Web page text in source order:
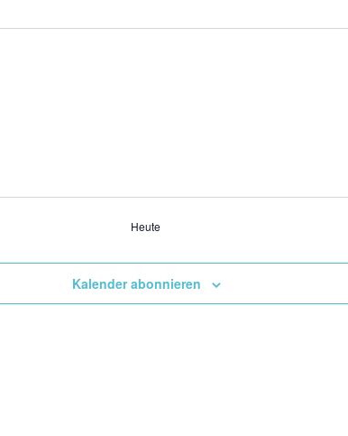
Heute
Kalender abonnieren